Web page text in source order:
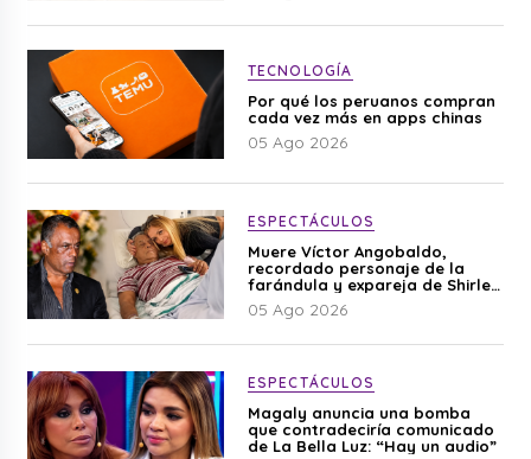
TECNOLOGÍA
Por qué los peruanos compran
cada vez más en apps chinas
05 Ago 2026
ESPECTÁCULOS
Muere Víctor Angobaldo,
recordado personaje de la
farándula y expareja de Shirley
Cherres
05 Ago 2026
ESPECTÁCULOS
Magaly anuncia una bomba
que contradeciría comunicado
de La Bella Luz: “Hay un audio”